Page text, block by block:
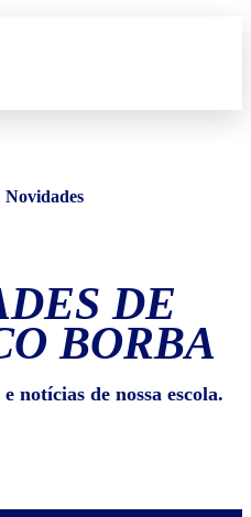
Novidades
DE
BORBA
notícias de nossa escola.